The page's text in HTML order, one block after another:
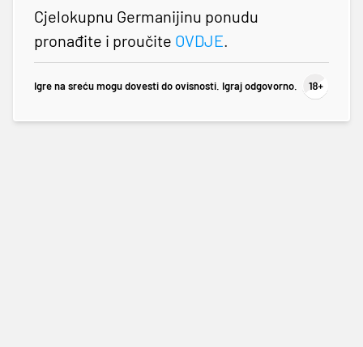
Cjelokupnu Germanijinu ponudu
pronađite i proučite OVDJE.
Igre na sreću mogu dovesti do ovisnosti. Igraj odgovorno.